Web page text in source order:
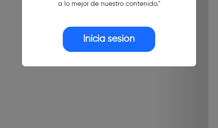
a lo mejor de nuestro contenido."
Inicia sesión